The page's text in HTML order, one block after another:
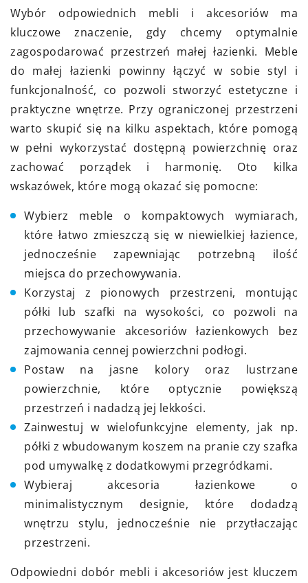
Wybór odpowiednich mebli i akcesoriów ma
kluczowe znaczenie, gdy chcemy optymalnie
zagospodarować przestrzeń małej łazienki. Meble
do małej łazienki powinny łączyć w sobie styl i
funkcjonalność, co pozwoli stworzyć estetyczne i
praktyczne wnętrze. Przy ograniczonej przestrzeni
warto skupić się na kilku aspektach, które pomogą
w pełni wykorzystać dostępną powierzchnię oraz
zachować porządek i harmonię. Oto kilka
wskazówek, które mogą okazać się pomocne:
Wybierz meble o kompaktowych wymiarach,
które łatwo zmieszczą się w niewielkiej łazience,
jednocześnie zapewniając potrzebną ilość
miejsca do przechowywania.
Korzystaj z pionowych przestrzeni, montując
półki lub szafki na wysokości, co pozwoli na
przechowywanie akcesoriów łazienkowych bez
zajmowania cennej powierzchni podłogi.
Postaw na jasne kolory oraz lustrzane
powierzchnie, które optycznie powiększą
przestrzeń i nadadzą jej lekkości.
Zainwestuj w wielofunkcyjne elementy, jak np.
półki z wbudowanym koszem na pranie czy szafka
pod umywalkę z dodatkowymi przegródkami.
Wybieraj akcesoria łazienkowe o
minimalistycznym designie, które dodadzą
wnętrzu stylu, jednocześnie nie przytłaczając
przestrzeni.
Odpowiedni dobór mebli i akcesoriów jest kluczem